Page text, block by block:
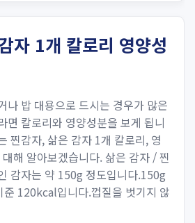
자 1개 칼로리 영양성
나 밥 대용으로 드시는 경우가 많은
면 칼로리와 영양성분을 보게 됩니
찐감자, 삶은 감자 1개 칼로리, 영
해 알아보겠습니다. 삶은 감자 / 찐
감자는 약 150g 정도입니다.150g
준 120kcal입니다.껍질을 벗기지 않